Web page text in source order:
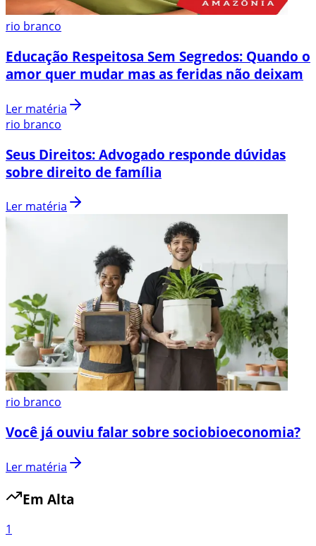
rio branco
Educação Respeitosa Sem Segredos: Quando o
amor quer mudar mas as feridas não deixam
Ler matéria
rio branco
Seus Direitos: Advogado responde dúvidas
sobre direito de família
Ler matéria
rio branco
Você já ouviu falar sobre sociobioeconomia?
Ler matéria
Em Alta
1